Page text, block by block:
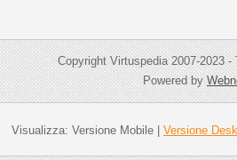
Copyright Virtuspedia 2007-2023
Powered by
Visualizza: Versione Mobile| Versione